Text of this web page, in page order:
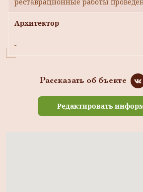
Архитектор
-
Рассказать об бъекте
Редактировать